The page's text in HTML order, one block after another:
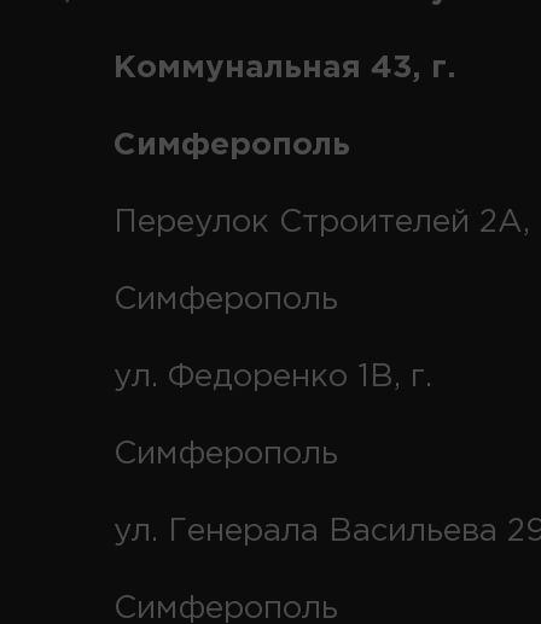
Коммунальная 43, г.
Симферополь
Переулок Строителей 2А,
Симферополь
ул. Федоренко 1В, г.
Симферополь
ул. Генерала Васильева
Симферополь